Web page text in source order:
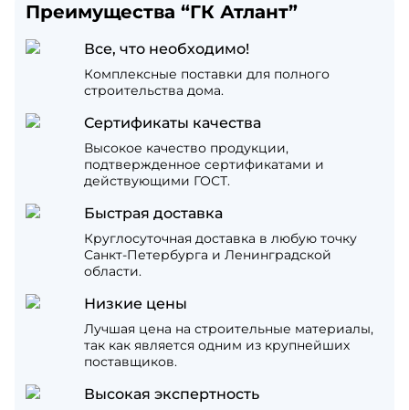
Преимущества “ГК Атлант”
Все, что необходимо!
Комплексные поставки для полного
строительства дома.
Сертификаты качества
Высокое качество продукции,
подтвержденное сертификатами и
действующими ГОСТ.
Быстрая доставка
Круглосуточная доставка в любую точку
Санкт-Петербурга и Ленинградской
области.
Низкие цены
Лучшая цена на строительные материалы,
так как является одним из крупнейших
поставщиков.
Высокая экспертность